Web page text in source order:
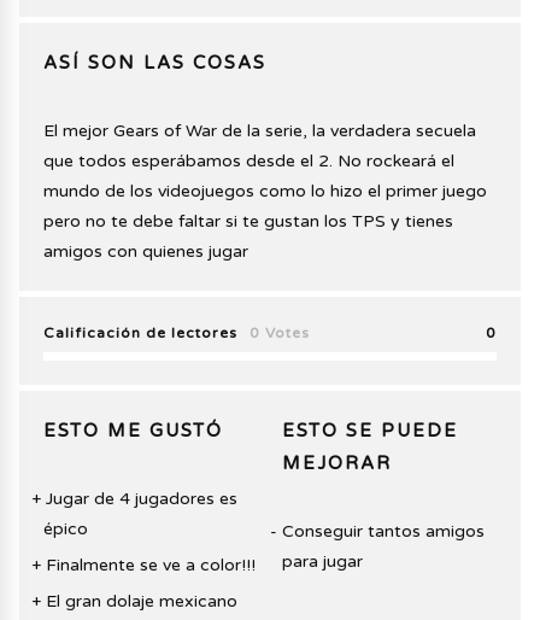
ASÍ SON LAS COSAS
El mejor Gears of War de la serie, la verdadera secuela
que todos esperábamos desde el 2. No rockeará el
mundo de los videojuegos como lo hizo el primer juego
pero no te debe faltar si te gustan los TPS y tienes
amigos con quienes jugar
Calificación de lectores 0 Votes 0
ESTO ME GUSTÓ
Jugar de 4 jugadores es
épico
Finalmente se ve a color!!!
El gran dolaje mexicano
ESTO SE PUEDE
MEJORAR
Conseguir tantos amigos
para jugar